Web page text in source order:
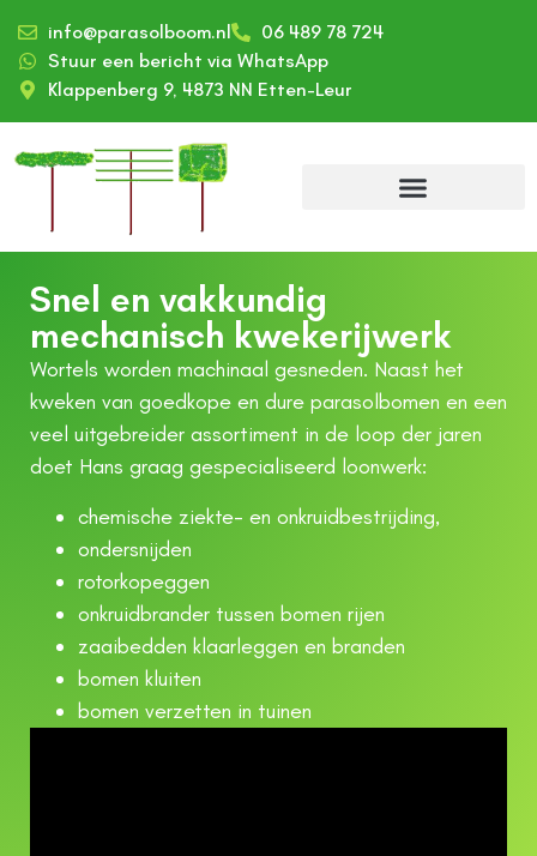
info@parasolboom.nl
06 489 78 724
Stuur een bericht via WhatsApp
Klappenberg 9, 4873 NN Etten-Leur
Snel en vakkundig
mechanisch kwekerijwerk
Wortels worden machinaal gesneden. Naast het
kweken van goedkope en dure parasolbomen en een
veel uitgebreider assortiment in de loop der jaren
doet Hans graag gespecialiseerd loonwerk:
chemische ziekte- en onkruidbestrijding,
ondersnijden
rotorkopeggen
onkruidbrander tussen bomen rijen
zaaibedden klaarleggen en branden
bomen kluiten
bomen verzetten in tuinen